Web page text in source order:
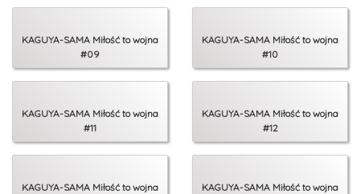
KAGUYA-SAMA Miłość to wojna
#09
KAGUYA-SAMA Miłość to wojna
#10
KAGUYA-SAMA Miłość to wojna
#11
KAGUYA-SAMA Miłość to wojna
#12
KAGUYA-SAMA Miłość to wojna
KAGUYA-SAMA Miłość to wojna